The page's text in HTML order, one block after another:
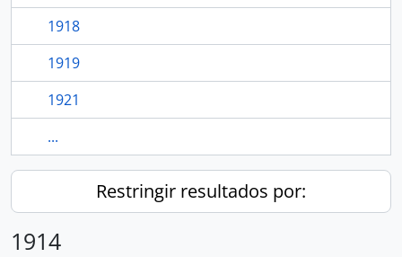
1918
1919
1921
...
Restringir resultados por:
1914